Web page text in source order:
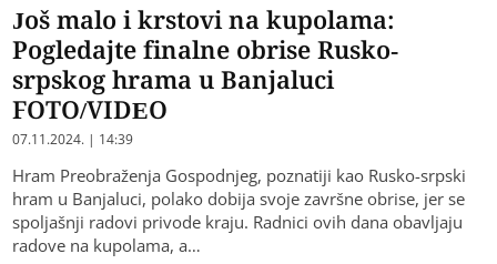
Još malo i krstovi na kupolama:
Pogledajte finalne obrise Rusko-
srpskog hrama u Banjaluci
FOTO/VIDEO
07.11.2024. | 14:39
Hram Preobraženja Gospodnjeg, poznatiji kao Rusko-srpski
hram u Banjaluci, polako dobija svoje završne obrise, jer se
spoljašnji radovi privode kraju. Radnici ovih dana obavljaju
radove na kupolama, a…